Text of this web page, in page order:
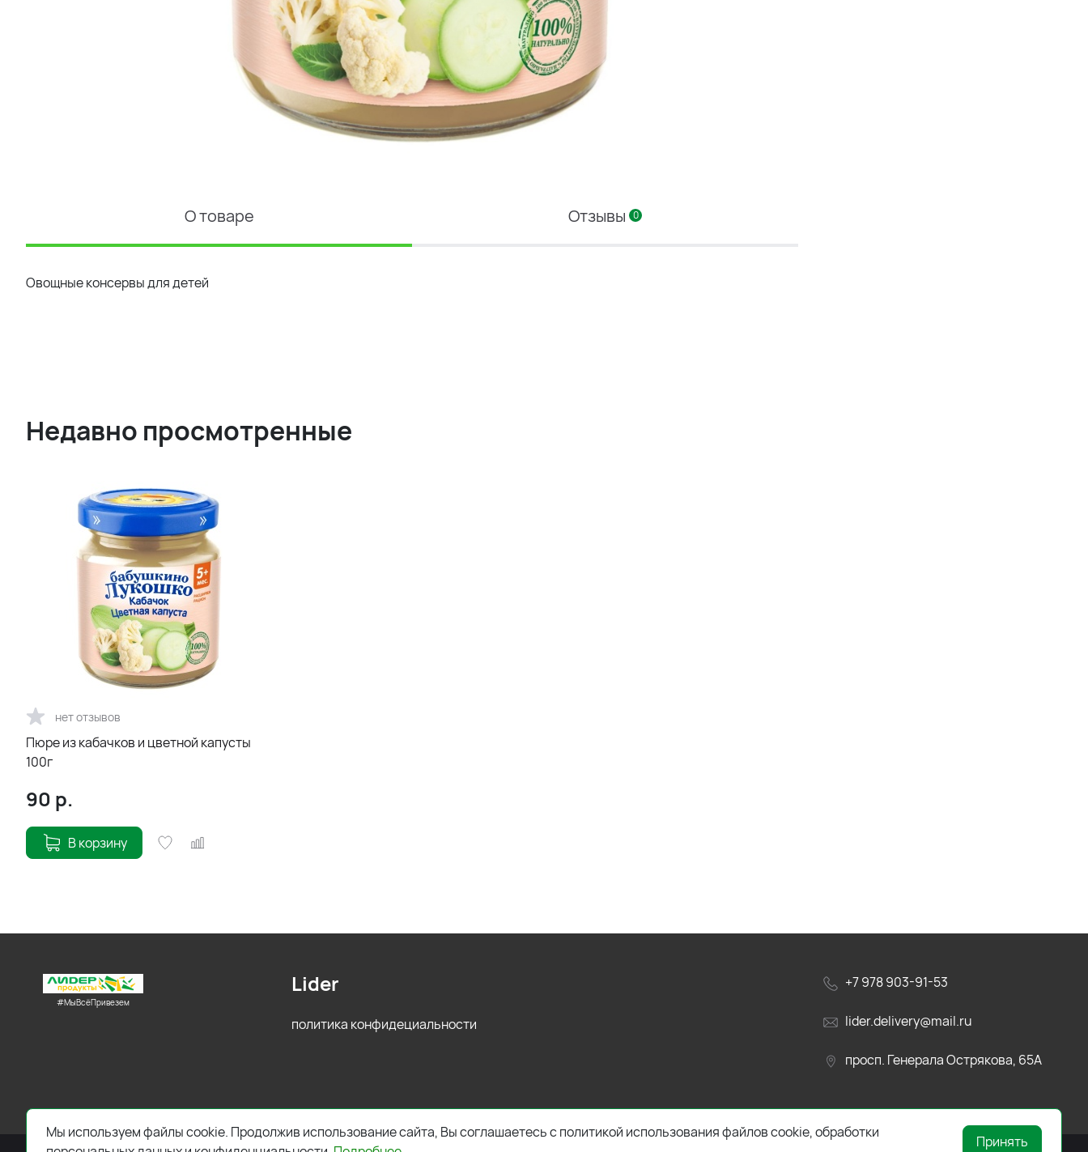
О товаре Отзывы 0
Овощные консервы для детей
Недавно просмотренные
нет отзывов
Пюре из кабачков и цветной капусты
100г
90 р.
В корзину
#МыВсёПривезем
+7 978 903-91-53
lider.delivery@mail.ru
просп. Генерала Острякова, 65А
Lider
политика конфидециальности
Мы используем файлы cookie. Продолжив использование сайта, Вы соглашаетесь с политикой использования файлов cookie, обработки
Принять